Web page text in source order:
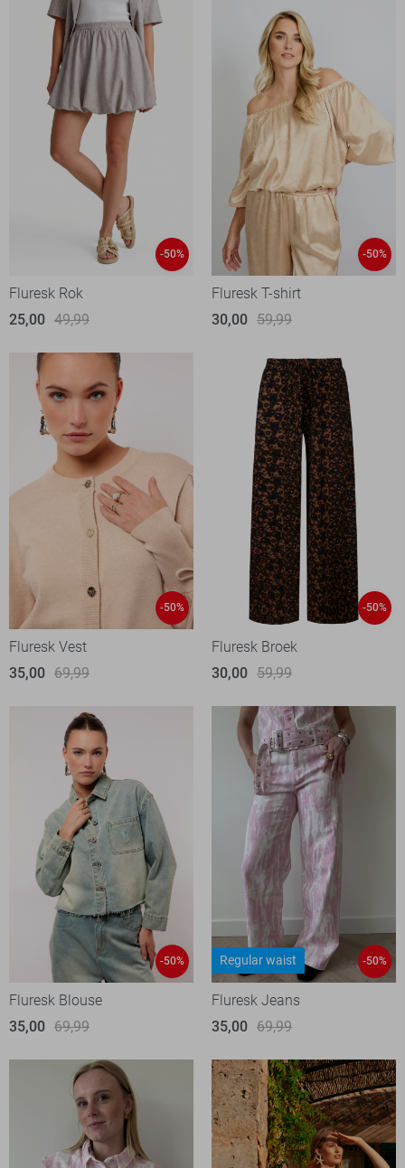
-50%
Fluresk Rok
25,00 49,99
-50%
Fluresk T-shirt
30,00 59,99
-50%
Fluresk Vest
35,00 69,99
-50%
Fluresk Broek
30,00 59,99
-50%
Fluresk Blouse
35,00 69,99
Regular waist -50%
Fluresk Jeans
35,00 69,99